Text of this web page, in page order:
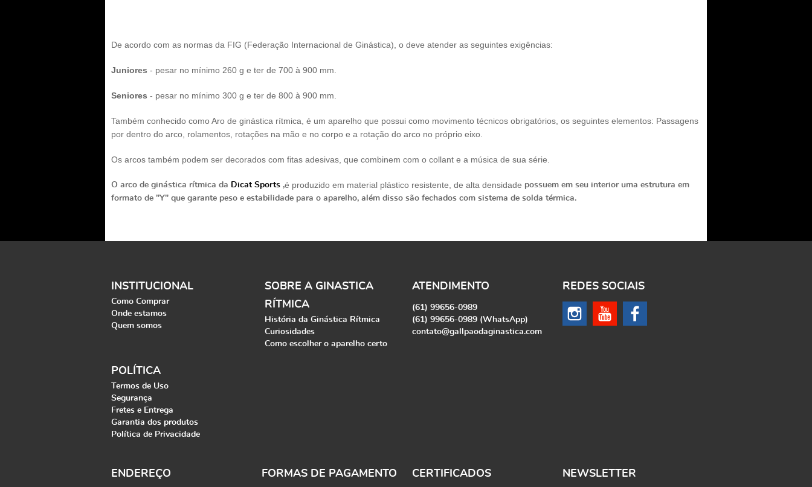
De acordo com as normas da FIG (Federação Internacional de Ginástica), o deve atender as seguintes exigências:
Juniores - pesar no mínimo 260 g e ter de 700 à 900 mm.
Seniores - pesar no mínimo 300 g e ter de 800 à 900 mm.
Também conhecido como Aro de ginástica rítmica, é um aparelho que possui como movimento técnicos obrigatórios, os seguintes elementos: Passagens
por dentro do arco, rolamentos, rotações na mão e no corpo e a rotação do arco no próprio eixo.
Os arcos também podem ser decorados com fitas adesivas, que combinem com o collant e a música de sua série.
O arco de ginástica rítmica da Dicat Sports ,é produzido em material plástico resistente, de alta densidade possuem em seu interior uma estrutura em
formato de "Y" que garante peso e estabilidade para o aparelho, além disso são fechados com sistema de solda térmica.
INSTITUCIONAL
Como Comprar
Onde estamos
Quem somos
SOBRE A GINASTICA
RÍTMICA
História da Ginástica Rítmica
Curiosidades
Como escolher o aparelho certo
POLÍTICA
Termos de Uso
Segurança
Fretes e Entrega
Garantia dos produtos
Política de Privacidade
ATENDIMENTO
(61) 99656-0989
(61) 99656-0989 (WhatsApp)
contato@gallpaodaginastica.com
REDES SOCIAIS
ENDEREÇO FORMAS DE PAGAMENTO CERTIFICADOS NEWSLETTER